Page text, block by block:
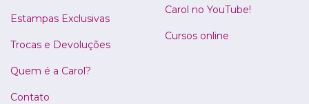
Estampas Exclusivas
Trocas e Devoluções
Quem é a Carol?
Contato
Carol no YouTube!
Cursos online